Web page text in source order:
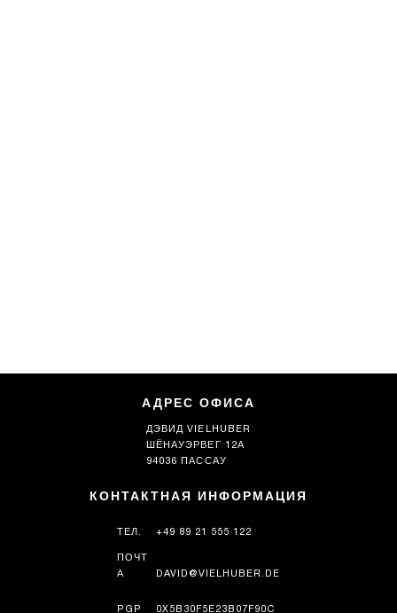
АДРЕС ОФИСА
ДЭВИД VIELHUBER
ШЁНАУЭРВЕГ 12А
94036 ПАССАУ
КОНТАКТНАЯ ИНФОРМАЦИЯ
ТЕЛ. +49 89 21 555 122
ПОЧТ
А
DAVID@VIELHUBER.DE
PGP 0X5B30F5E23B07F90C